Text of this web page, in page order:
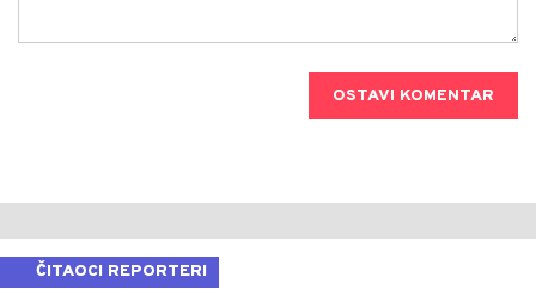
OSTAVI KOMENTAR
ČITAOCI REPORTERI